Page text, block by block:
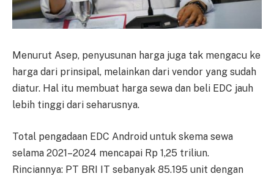
Menurut Asep, penyusunan harga juga tak mengacu ke
harga dari prinsipal, melainkan dari vendor yang sudah
diatur. Hal itu membuat harga sewa dan beli EDC jauh
lebih tinggi dari seharusnya.
Total pengadaan EDC Android untuk skema sewa
selama 2021–2024 mencapai Rp 1,25 triliun.
Rinciannya: PT BRI IT sebanyak 85.195 unit dengan